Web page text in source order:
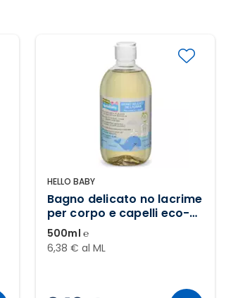
HELLO BABY
Bagno delicato no lacrime
per corpo e capelli eco-
bio
500ml ℮
6,38 € al ML